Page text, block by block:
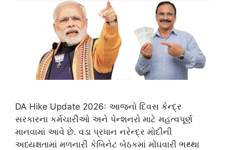
DA Hike Update 2026: આજનો દિવસ કેન્દ્ર
સરકારના કર્મચારીઓ અને પેન્શનરો માટે મહત્વપૂર્ણ
માનવામાં આવે છે. વડા પ્રધાન નરેન્દ્ર મોદીની
અધ્યક્ષતામાં મળનારી કેબિનેટ બેઠકમાં મોંઘવારી ભથ્થા